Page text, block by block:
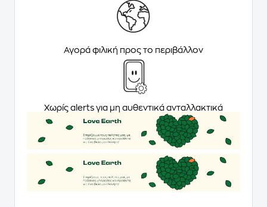
Αγορά φιλική προς το περιβάλλον
Χωρίς alerts για μη αυθεντικά ανταλλακτικά